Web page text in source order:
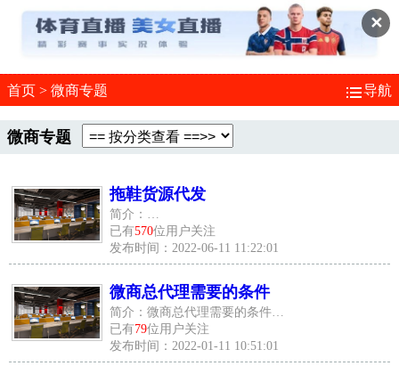
✕
首页 > 微商专题 导航
微商专题
拖鞋货源代发
简介：…
已有570位用户关注
发布时间：2022-06-11 11:22:01
微商总代理需要的条件
简介：微商总代理需要的条件…
已有79位用户关注
发布时间：2022-01-11 10:51:01